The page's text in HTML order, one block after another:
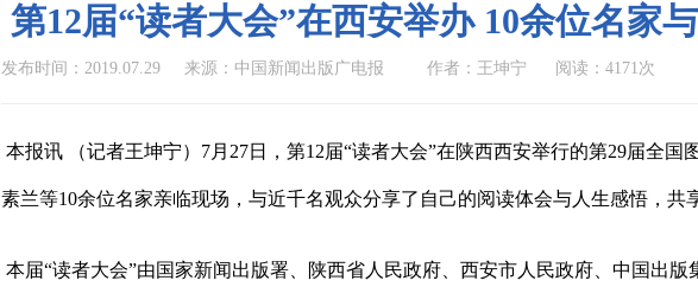
第12届“读者大会”在西安举办 10余位名家
发布时间：2019.07.29 来源：中国新闻出版广电报 作者：王坤宁 阅读：4171次
本报讯 （记者王坤宁）7月27日，第12届“读者大会”在陕西西安举行的第29届全
素兰等10余位名家亲临现场，与近千名观众分享了自己的阅读体会与人生感悟，共
本届“读者大会”由国家新闻出版署、陕西省人民政府、西安市人民政府、中国出